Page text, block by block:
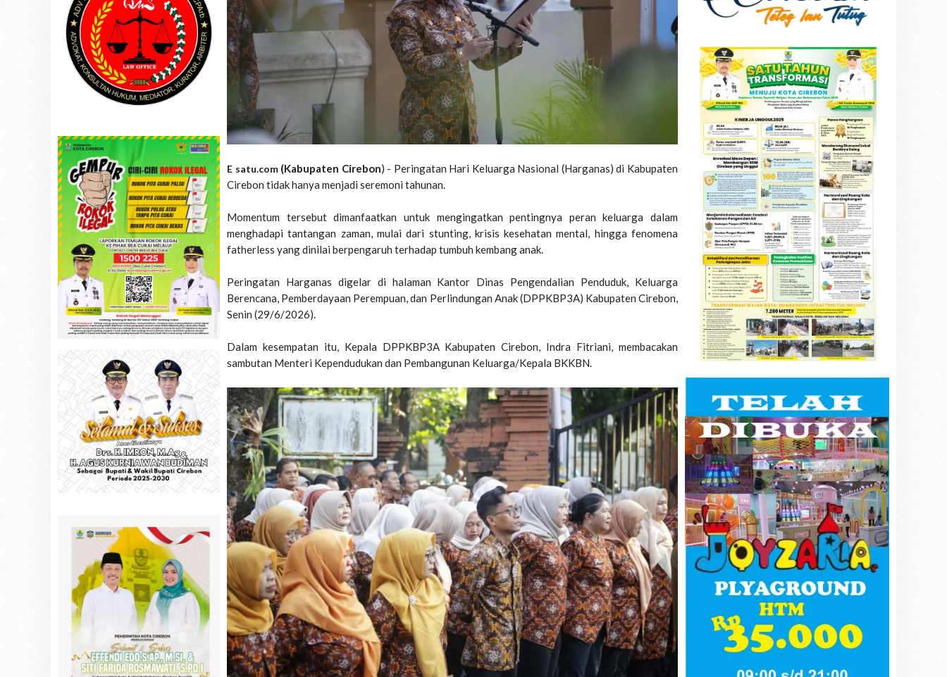
E satu.com (Kabupaten Cirebon) - Peringatan Hari Keluarga Nasional (Harganas) di Kabupaten
Cirebon tidak hanya menjadi seremoni tahunan.
Momentum tersebut dimanfaatkan untuk mengingatkan pentingnya peran keluarga dalam
menghadapi tantangan zaman, mulai dari stunting, krisis kesehatan mental, hingga fenomena
fatherless yang dinilai berpengaruh terhadap tumbuh kembang anak.
Peringatan Harganas digelar di halaman Kantor Dinas Pengendalian Penduduk, Keluarga
Berencana, Pemberdayaan Perempuan, dan Perlindungan Anak (DPPKBP3A) Kabupaten Cirebon,
Senin (29/6/2026).
Dalam kesempatan itu, Kepala DPPKBP3A Kabupaten Cirebon, Indra Fitriani, membacakan
sambutan Menteri Kependudukan dan Pembangunan Keluarga/Kepala BKKBN.